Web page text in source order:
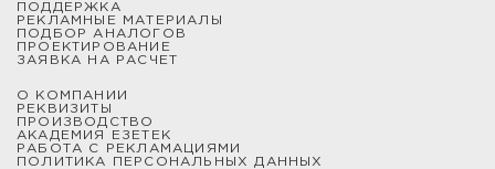
ПОДДЕРЖКА
РЕКЛАМНЫЕ МАТЕРИАЛЫ
ПОДБОР АНАЛОГОВ
ПРОЕКТИРОВАНИЕ
ЗАЯВКА НА РАСЧЕТ
О КОМПАНИИ
РЕКВИЗИТЫ
ПРОИЗВОДСТВО
АКАДЕМИЯ ЕЗЕТЕК
РАБОТА С РЕКЛАМАЦИЯМИ
ПОЛИТИКА ПЕРСОНАЛЬНЫХ ДАННЫХ